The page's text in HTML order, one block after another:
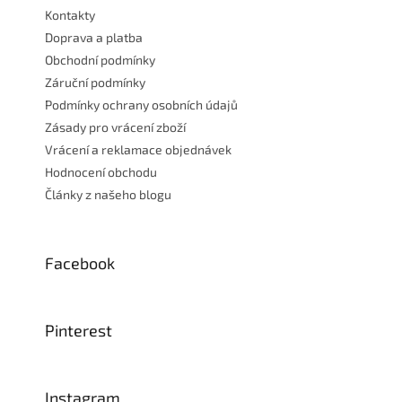
Kontakty
Doprava a platba
Obchodní podmínky
Záruční podmínky
Podmínky ochrany osobních údajů
Zásady pro vrácení zboží
Vrácení a reklamace objednávek
Hodnocení obchodu
Články z našeho blogu
Facebook
Pinterest
Instagram